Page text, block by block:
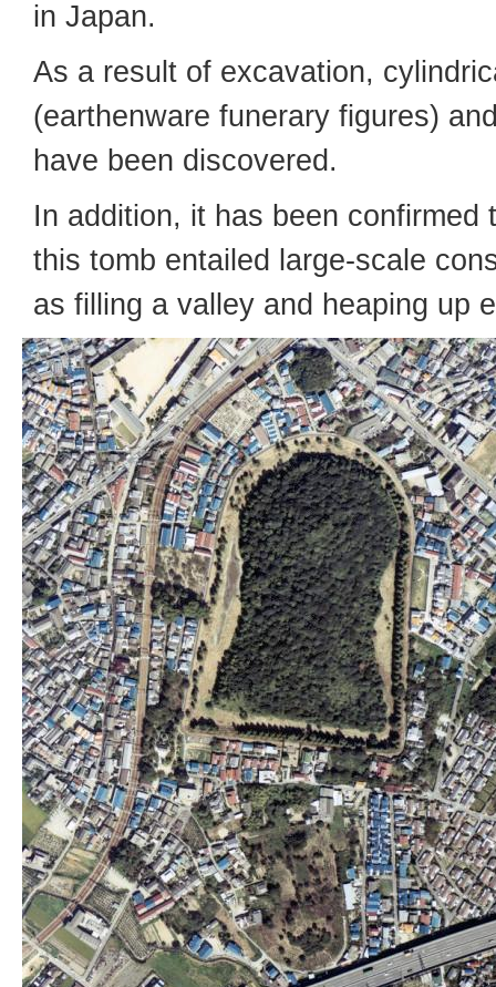
in Japan.
As a result of excavation,
(earthenware funerary figures)
have been discovered.
In addition, it has been confirmed
this tomb entailed large-scale
as filling a valley and heaping up